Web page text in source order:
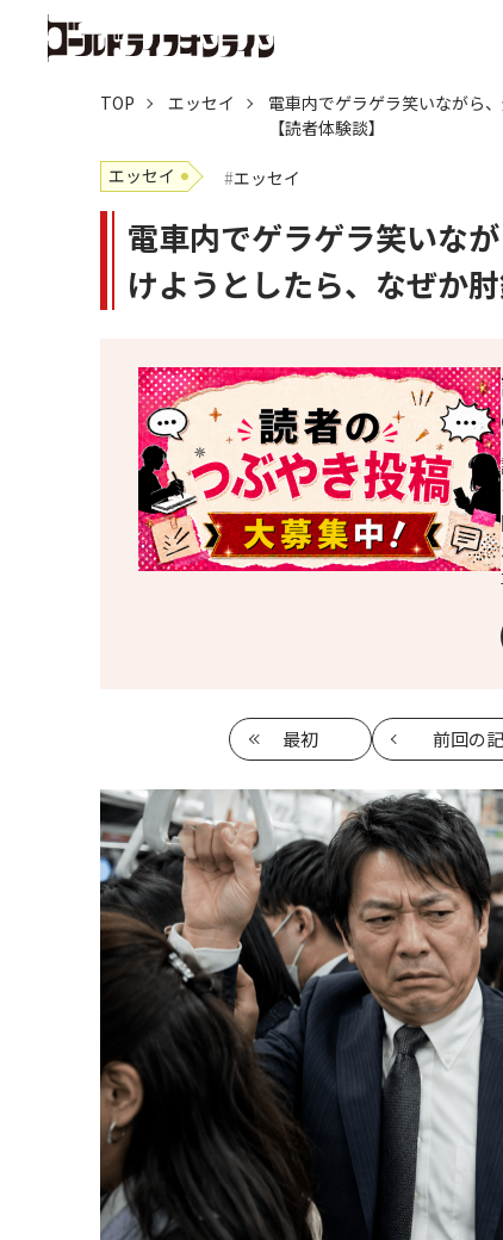
TOP エッセイ
電車内でゲラゲラ笑いながら
【読者体験談】
エッセイ
エッセイ
電車内でゲラゲラ笑いな
けようとしたら、なぜか
最初 前回の